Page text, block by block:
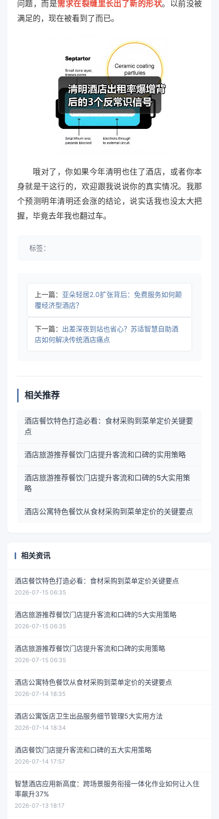
问题，而是需求在裂缝里长出了新的形状。以前没被
满足的，现在被看到了而已。
哦对了，你如果今年清明也住了酒店，或者你本
身就是干这行的，欢迎跟我说说你的真实情况。我那
个预测明年清明还会涨的结论，说实话我也没太大把
握，毕竟去年我也翻过车。
标签：
上一篇： 亚朵轻居2.0扩张背后：免费服务如何颠
覆经济型酒店？
下一篇： 出差深夜到站也省心？苏适智慧自助酒
店如何解决传统酒店痛点
相关推荐
酒店餐饮特色打造必看：食材采购到菜单定价关键要
点
酒店旅游推荐餐饮门店提升客流和口碑的实用策略
酒店旅游推荐餐饮门店提升客流和口碑的5大实用策
略
酒店公寓特色餐饮从食材采购到菜单定价的关键要点
相关资讯
酒店餐饮特色打造必看：食材采购到菜单定价关键要点
2026-07-15 06:35
酒店旅游推荐餐饮门店提升客流和口碑的5大实用策略
2026-07-15 06:35
酒店旅游推荐餐饮门店提升客流和口碑的实用策略
2026-07-15 06:35
酒店公寓特色餐饮从食材采购到菜单定价的关键要点
2026-07-14 18:35
酒店公寓饭店卫生出品服务细节管理5大实用方法
2026-07-14 18:34
酒店餐饮门店提升客流和口碑的五大实用策略
2026-07-14 17:57
智慧酒店应用新高度：跨场景服务衔接一体化作业如何让入住
率飙升37%
2026-07-13 18:17